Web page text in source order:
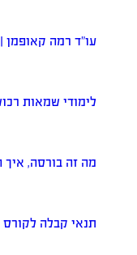
עו”ד רמה קאופמן
לימודי שמאות
מה זה בורסה, איך
תנאי קבלה